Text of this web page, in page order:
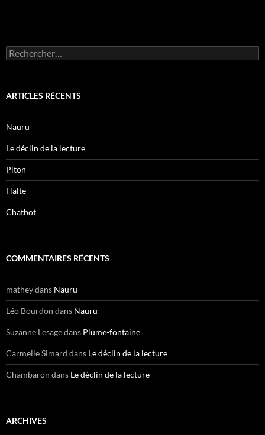
Rechercher :
ARTICLES RÉCENTS
Nauru
Le déclin de la lecture
Piton
Halte
Chatbot
COMMENTAIRES RÉCENTS
matheydans Nauru
Léo Bourdon dans Nauru
Suzanne Lesagedans Plume-fontaine
Carmelle Simard dans Le déclin de la lecture
Chambaron dans Le déclin de la lecture
ARCHIVES